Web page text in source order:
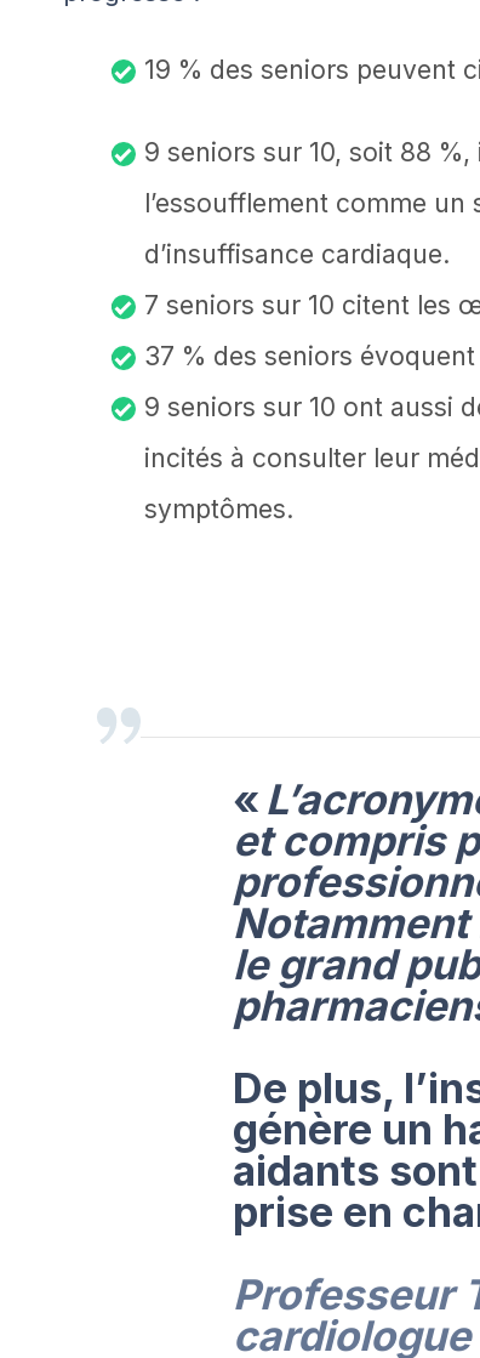
19 % des seniors peuvent
9 seniors sur 10, soit 88
l’essoufflement comme
d’insuffisance cardiaque.
7 seniors sur 10 citent les
37 % des seniors
9 seniors sur 10 ont aussi
incités à consulter leur
symptômes.
«
et compris
le grand
De plus,
génère un
aidants
prise en
Professeur
cardiologue